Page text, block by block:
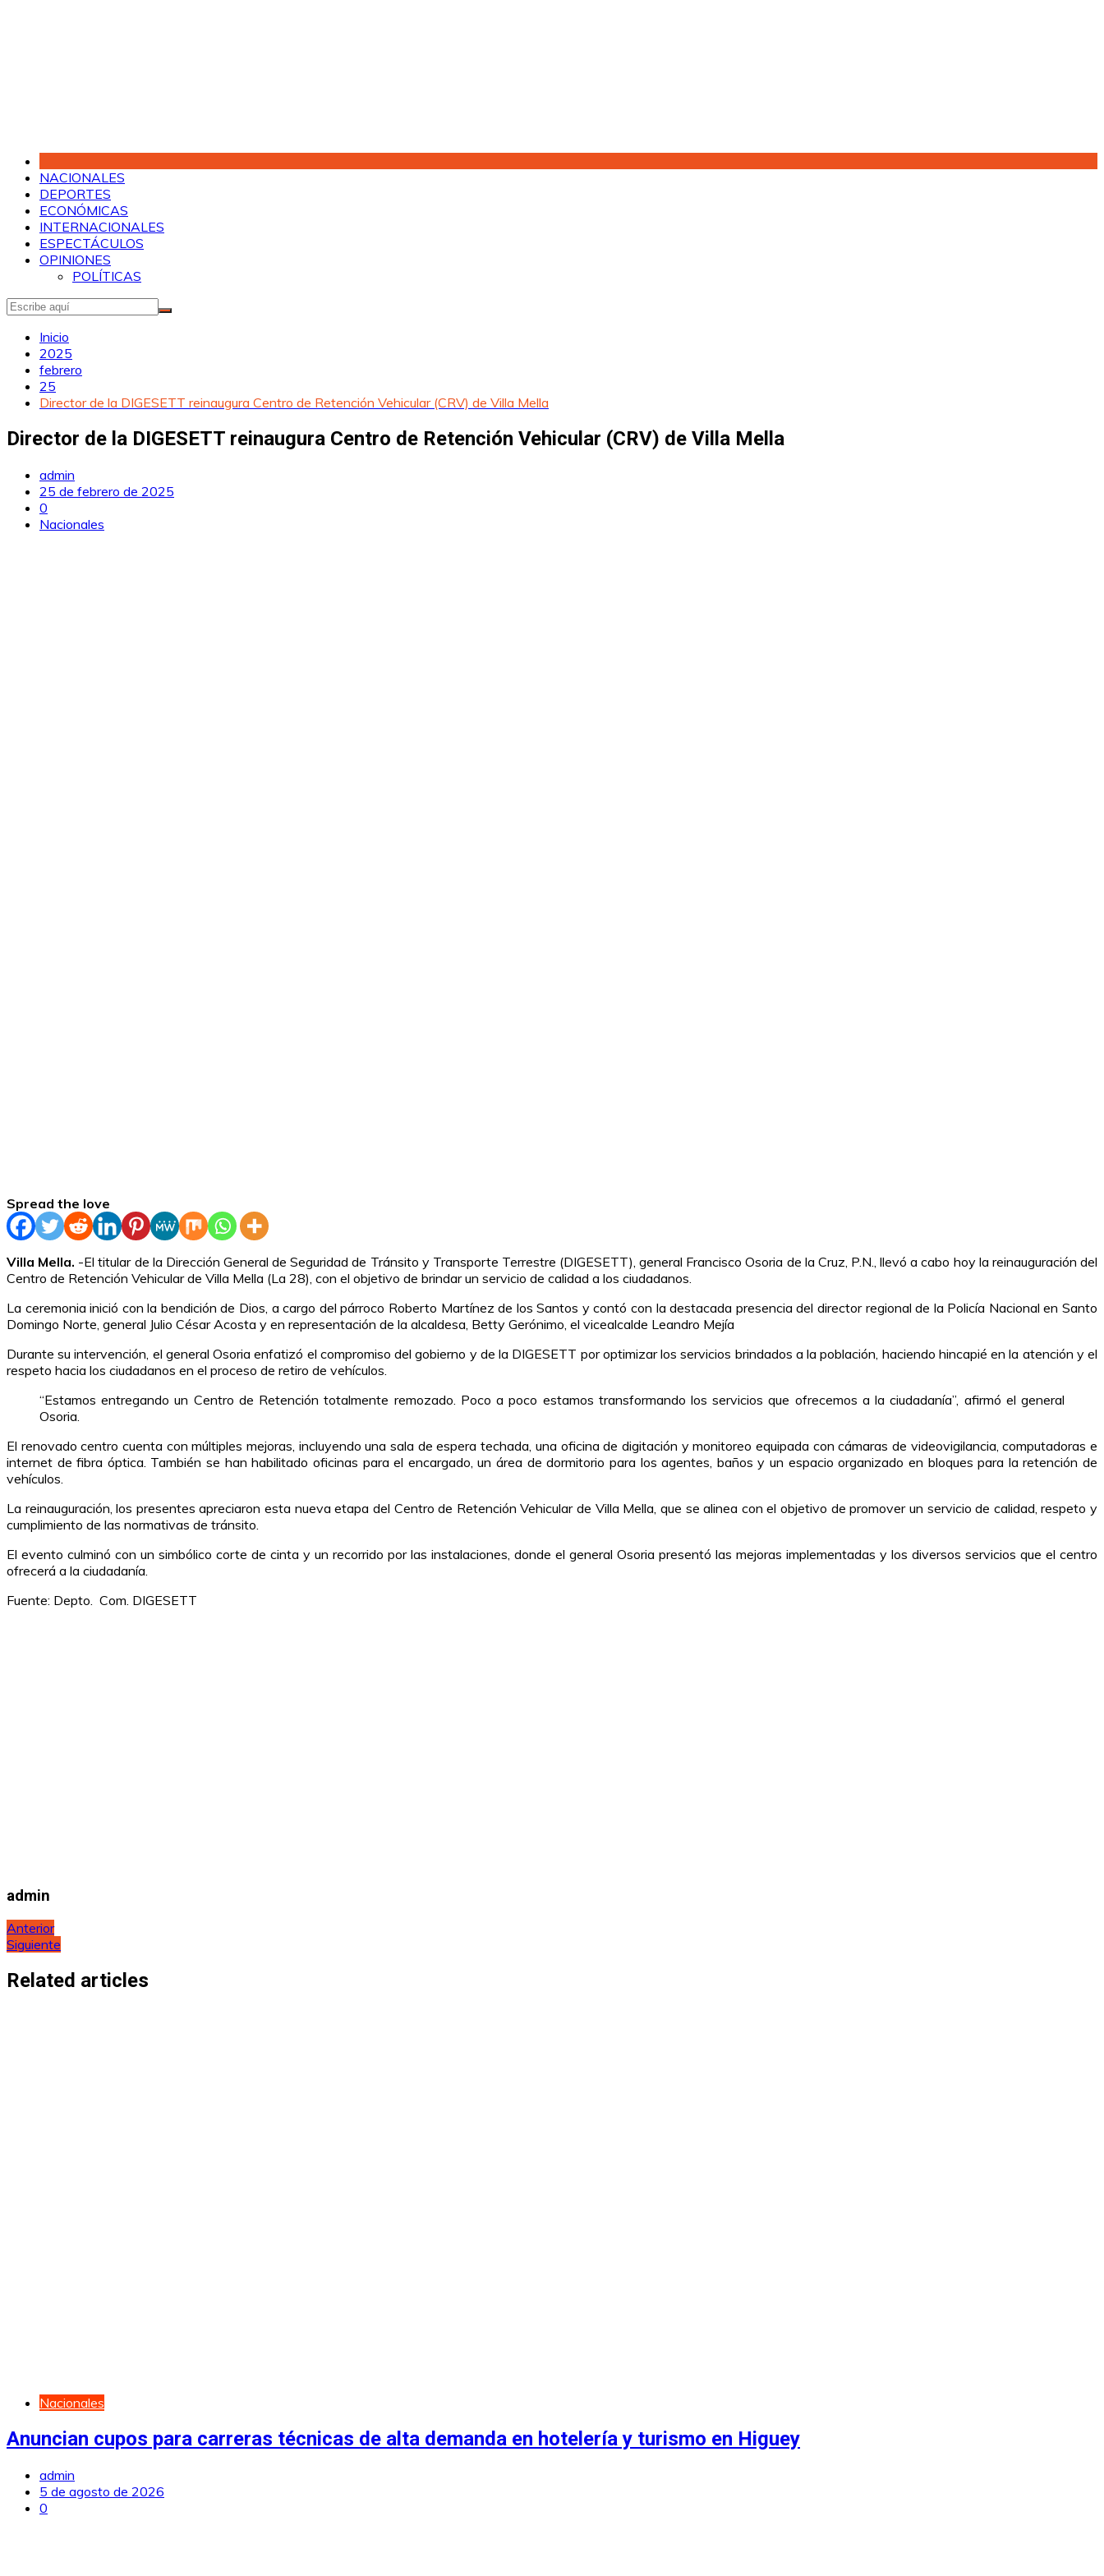
NACIONALES
DEPORTES
ECONÓMICAS
INTERNACIONALES
ESPECTÁCULOS
OPINIONES
POLÍTICAS
Inicio
2025
febrero
25
Director de la DIGESETT reinaugura Centro de Retención Vehicular (CRV) de Villa Mella
Director de la DIGESETT reinaugura Centro de Retención Vehicular (CRV) de Villa Mella
admin
25 de febrero de 2025
0
Nacionales
Spread the love
Villa Mella. -El titular de la Dirección General de Seguridad de Tránsito y Transporte Terrestre (DIGESETT), general Francisco Osoria de la Cruz, P.N., llevó a cabo hoy la reinauguración del
Centro de Retención Vehicular de Villa Mella (La 28), con el objetivo de brindar un servicio de calidad a los ciudadanos.
La ceremonia inició con la bendición de Dios, a cargo del párroco Roberto Martínez de los Santos y contó con la destacada presencia del director regional de la Policía Nacional en Santo
Domingo Norte, general Julio César Acosta y en representación de la alcaldesa, Betty Gerónimo, el vicealcalde Leandro Mejía
Durante su intervención, el general Osoria enfatizó el compromiso del gobierno y de la DIGESETT por optimizar los servicios brindados a la población, haciendo hincapié en la atención y el
respeto hacia los ciudadanos en el proceso de retiro de vehículos.
“Estamos entregando un Centro de Retención totalmente remozado. Poco a poco estamos transformando los servicios que ofrecemos a la ciudadanía”, afirmó el general
Osoria.
El renovado centro cuenta con múltiples mejoras, incluyendo una sala de espera techada, una oficina de digitación y monitoreo equipada con cámaras de videovigilancia, computadoras e
internet de fibra óptica. También se han habilitado oficinas para el encargado, un área de dormitorio para los agentes, baños y un espacio organizado en bloques para la retención de
vehículos.
La reinauguración, los presentes apreciaron esta nueva etapa del Centro de Retención Vehicular de Villa Mella, que se alinea con el objetivo de promover un servicio de calidad, respeto y
cumplimiento de las normativas de tránsito.
El evento culminó con un simbólico corte de cinta y un recorrido por las instalaciones, donde el general Osoria presentó las mejoras implementadas y los diversos servicios que el centro
ofrecerá a la ciudadanía.
Fuente: Depto. Com. DIGESETT
admin
Navegación
de
entradas
Anterior
Siguiente
Related articles
Nacionales
Anuncian cupos para carreras técnicas de alta demanda en hotelería y turismo en Higuey
admin
5 de agosto de 2026
0